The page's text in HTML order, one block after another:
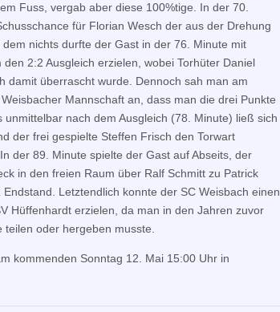
Fuss, vergab aber diese 100%tige. In der 70.
für Florian Wesch der aus der Drehung
nichts durfte der Gast in der 76. Minute mit
2:2 Ausgleich erzielen, wobei Torhüter Daniel
damit überrascht wurde. Dennoch sah man am
Mannschaft an, dass man die drei Punkte
nach dem Ausgleich (78. Minute) ließ sich
der frei gespielte Steffen Frisch den Torwart
der 89. Minute spielte der Gast auf Abseits, der
in den freien Raum über Ralf Schmitt zu Patrick
Letztendlich konnte der SC Weisbach einen
Hüffenhardt erzielen, da man in den Jahren zuvor
teilen oder hergeben musste.
kommenden Sonntag 12. Mai 15:00 Uhr in